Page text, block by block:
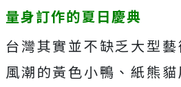
量身訂作的夏日慶典
台灣其實並不缺乏大型
風潮的黃色小鴨、紙熊